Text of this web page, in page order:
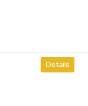
Details